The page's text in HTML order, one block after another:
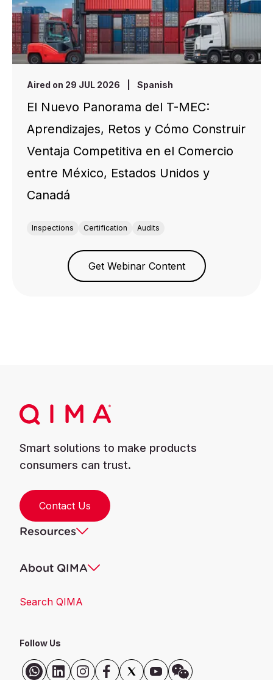
Aired on 29 JUL 2026 Spanish
El Nuevo Panorama del T-MEC:
Aprendizajes, Retos y Cómo Construir
Ventaja Competitiva en el Comercio
entre México, Estados Unidos y
Canadá
Inspections Certification Audits
Get Webinar Content
Smart solutions to make products
consumers can trust.
Contact Us
Resources
About QIMA
Search QIMA
Follow Us